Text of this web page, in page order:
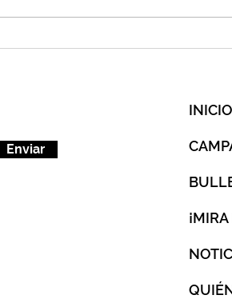
una
Enviar
INICIO